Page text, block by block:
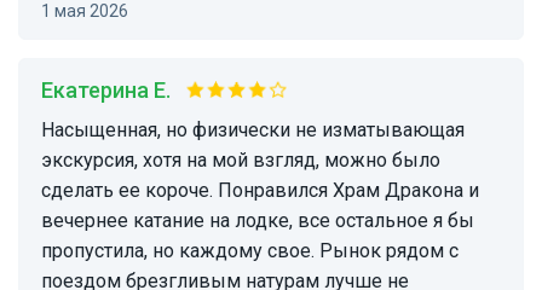
1 мая 2026
Екатерина Е.
Насыщенная, но физически не изматывающая
экскурсия, хотя на мой взгляд, можно было
сделать ее короче. Понравился Храм Дракона и
вечернее катание на лодке, все остальное я бы
пропустила, но каждому свое. Рынок рядом с
поездом брезгливым натурам лучше не